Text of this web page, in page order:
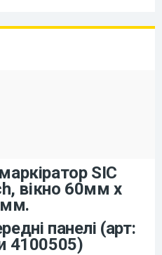
SIC
вікно 60мм х
панелі (арт:
4100505)